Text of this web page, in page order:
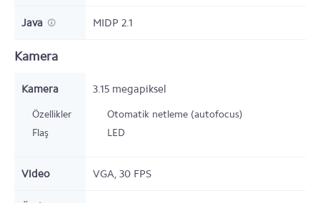
Java MIDP 2.1
Kamera
Kamera 3.15 megapiksel
Özellikler
Otomatik netleme (autofocus)
Flaş
LED
Video VGA, 30 FPS